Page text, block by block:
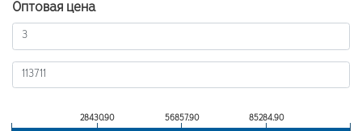
Оптовая цена
28430.90 56857.90 85284.90